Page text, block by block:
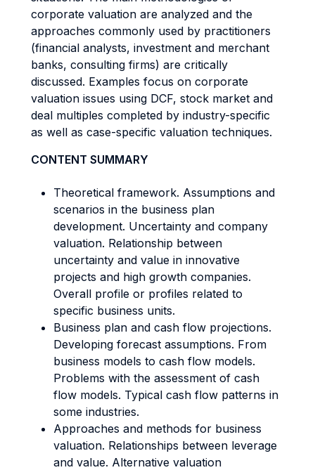
corporate valuation are analyzed and the
approaches commonly used by practitioners
(financial analysts, investment and merchant
banks, consulting firms) are critically
discussed. Examples focus on corporate
valuation issues using DCF, stock market and
deal multiples completed by industry-specific
as well as case-specific valuation techniques.
CONTENT SUMMARY
Theoretical framework. Assumptions and
scenarios in the business plan
development. Uncertainty and company
valuation. Relationship between
uncertainty and value in innovative
projects and high growth companies.
Overall profile or profiles related to
specific business units.
Business plan and cash flow projections.
Developing forecast assumptions. From
business models to cash flow models.
Problems with the assessment of cash
flow models. Typical cash flow patterns in
some industries.
Approaches and methods for business
valuation. Relationships between leverage
and value. Alternative valuation